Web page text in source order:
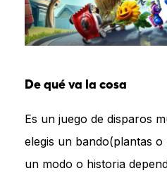
De qué va la cosa
Es un juego de disparos
elegis un bando(plantas
un modo o historia